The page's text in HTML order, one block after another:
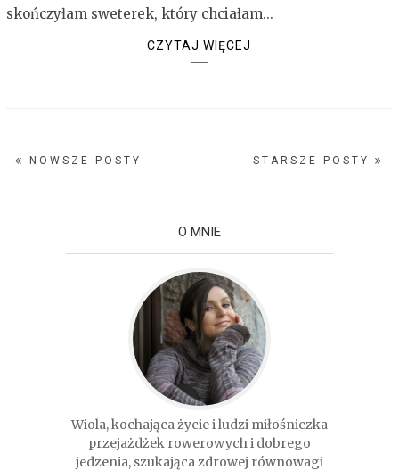
skończyłam sweterek, który chciałam...
CZYTAJ WIĘCEJ
NOWSZE POSTY STARSZE POSTY
O MNIE
Wiola, kochająca życie i ludzi miłośniczka
przejażdżek rowerowych i dobrego
jedzenia, szukająca zdrowej równowagi